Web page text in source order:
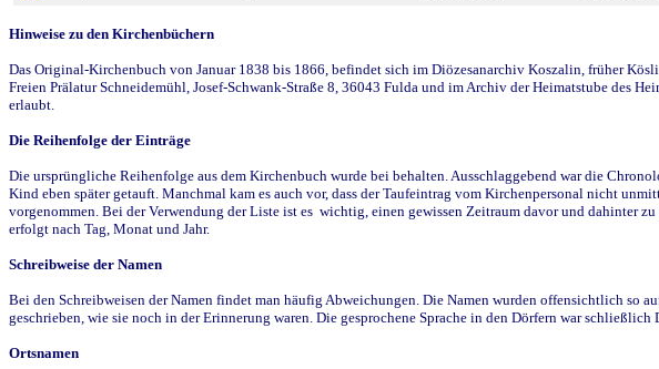
Hinweise zu den Kirchenbüchern
Das Original-Kirchenbuch von Januar 1838 bis 1866, befindet sich im Diözesanarchiv Koszalin, früher
Freien Prälatur Schneidemühl, Josef-Schwank-Straße 8, 36043 Fulda und im Archiv der Heimatstube des
erlaubt.
Die Reihenfolge der Einträge
Die ursprüngliche Reihenfolge aus dem Kirchenbuch wurde bei behalten. Ausschlaggebend war die
Kind eben später getauft. Manchmal kam es auch vor, dass der Taufeintrag vom Kirchenpersonal nicht
vorgenommen. Bei der Verwendung der Liste ist es wichtig, einen gewissen Zeitraum davor und dahinter
erfolgt nach Tag, Monat und Jahr.
Schreibweise der Namen
Bei den Schreibweisen der Namen findet man häufig Abweichungen. Die Namen wurden offensichtlich so
geschrieben, wie sie noch in der Erinnerung waren. Die gesprochene Sprache in den Dörfern war
Ortsnamen